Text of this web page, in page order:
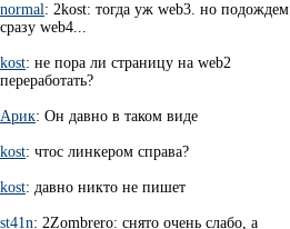
normal: 2kost: тогда уж web3. но подождем
сразу web4...
kost: не пора ли страницу на web2
переработать?
Арик: Он давно в таком виде
kost: чтос линкером справа?
kost: давно никто не пишет
st41n: 2Zombrero: снято очень слабо, а